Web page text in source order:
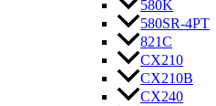
580K
580SR-4PT
821C
CX210
CX210B
CX240